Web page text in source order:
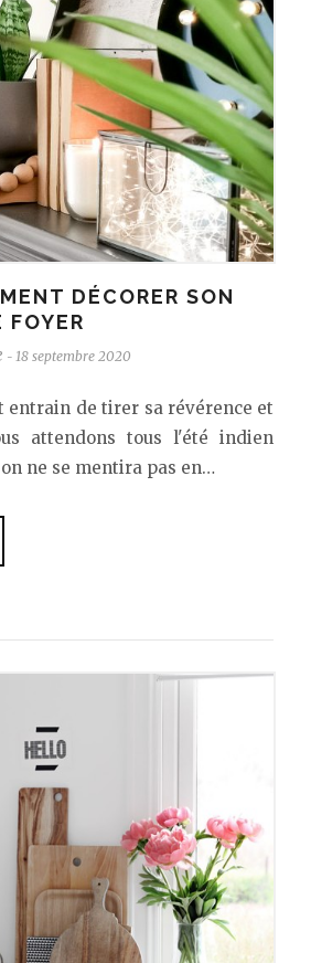
DÉCORER SON
FOYER
- 18 septembre 2020
entrain de tirer sa révérence et
attendons tous l'été indien
ne se mentira pas en…